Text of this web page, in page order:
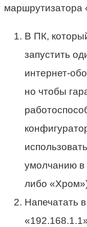
маршрутизатора
В ПК,
запустить
интернет-
но чтобы
умолчанию
либо
Напечатать